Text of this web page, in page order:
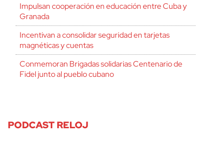
Impulsan cooperación en educación entre Cuba y
Granada
Incentivan a consolidar seguridad en tarjetas
magnéticas y cuentas
Conmemoran Brigadas solidarias Centenario de
Fidel junto al pueblo cubano
PODCAST RELOJ